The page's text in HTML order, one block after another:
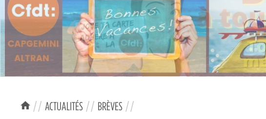
// ACTUALITÉS // BRÈVES //